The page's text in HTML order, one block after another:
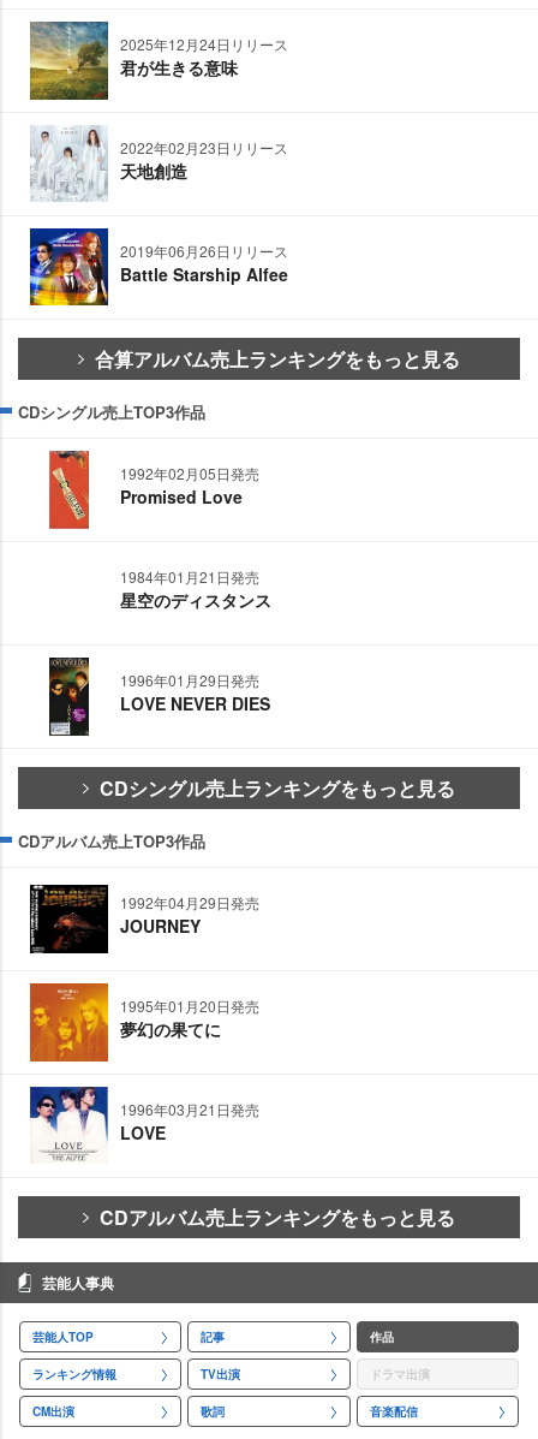
2025年12月24日リリース
君が生きる意味
2022年02月23日リリース
天地創造
2019年06月26日リリース
Battle Starship Alfee
合算アルバム売上ランキングをもっと見る
CDシングル売上TOP3作品
1992年02月05日発売
Promised Love
1984年01月21日発売
星空のディスタンス
1996年01月29日発売
LOVE NEVER DIES
CDシングル売上ランキングをもっと見る
CDアルバム売上TOP3作品
1992年04月29日発売
JOURNEY
1995年01月20日発売
夢幻の果てに
1996年03月21日発売
LOVE
CDアルバム売上ランキングをもっと見る
芸能人事典
芸能人TOP 記事 作品
ランキング情報 TV出演 ドラマ出演
CM出演 歌詞 音楽配信